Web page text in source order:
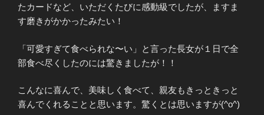
たカードなど、いただくたびに感動級でしたが、ますま
す磨きがかかったみたい！
「可愛すぎて食べられな〜い」と言った長女が１日で全
部食べ尽くしたのには驚きましたが！！
こんなに喜んで、美味しく食べて、親友もきっときっと
喜んでくれることと思います。驚くとは思いますが(^o^)